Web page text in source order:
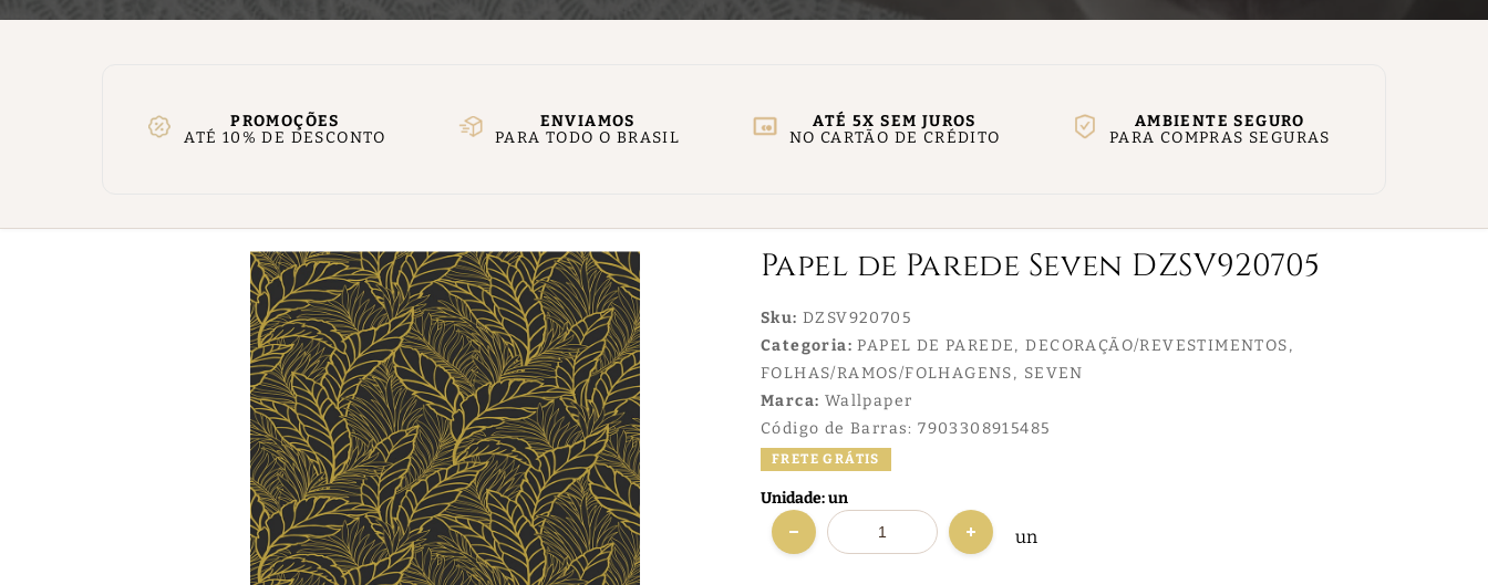
PROMOÇÕES
ATÉ 10% DE DESCONTO
ENVIAMOS
PARA TODO O BRASIL
ATÉ 5X SEM JUROS
NO CARTÃO DE CRÉDITO
AMBIENTE SEGURO
PARA COMPRAS SEGURAS
Papel de Parede Seven DZSV920705
Sku: DZSV920705
Categoria: PAPEL DE PAREDE
DECORAÇÃO/REVESTIMENTOS
FOLHAS/RAMOS/FOLHAGENS
SEVEN
Marca: Wallpaper
Código de Barras:7903308915485
FRETE GRÁTIS
Unidade: un
un